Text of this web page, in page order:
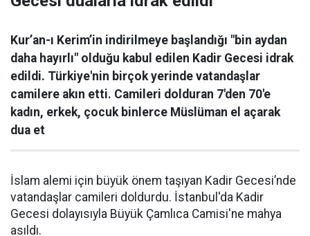
Kur’an-ı Kerim’in indirilmeye başlandığı "bin aydan
daha hayırlı" olduğu kabul edilen Kadir Gecesi idrak
edildi. Türkiye'nin birçok yerinde vatandaşlar
camilere akın etti. Camileri dolduran 7'den 70'e
kadın, erkek, çocuk binlerce Müslüman el açarak
dua et
İslam alemi için büyük önem taşıyan Kadir Gecesi’nde
vatandaşlar camileri doldurdu. İstanbul'da Kadir
Gecesi dolayısıyla Büyük Çamlıca Camisi'ne mahya
asıldı.